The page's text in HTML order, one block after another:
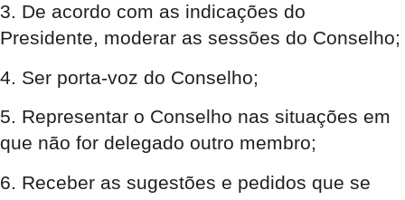
3. De acordo com as indicações do
Presidente, moderar as sessões do Conselho;
4. Ser porta-voz do Conselho;
5. Representar o Conselho nas situações em
que não for delegado outro membro;
6. Receber as sugestões e pedidos que se